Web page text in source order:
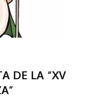
DE LA “XV